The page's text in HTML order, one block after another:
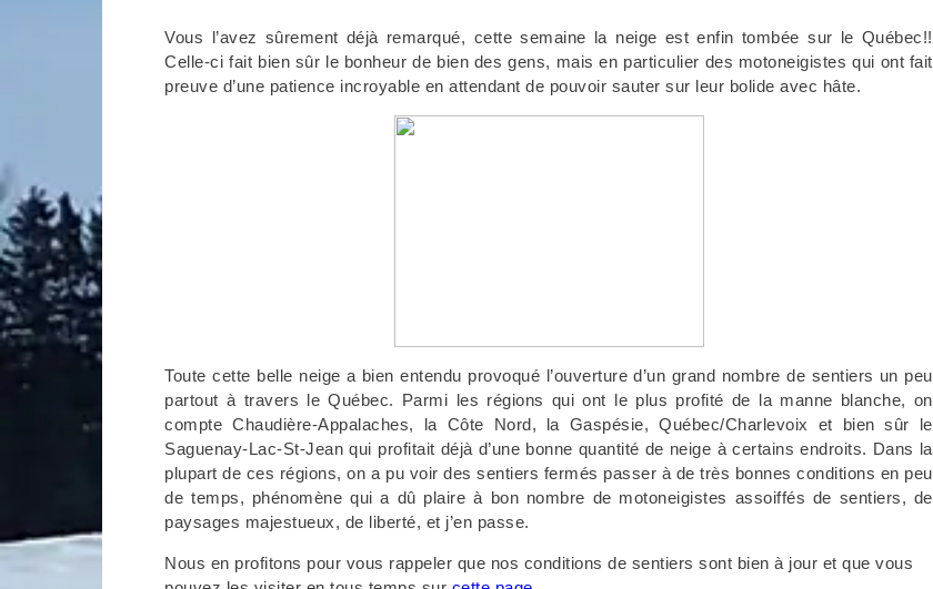
Vous l’avez sûrement déjà remarqué, cette semaine la neige est enfin tombée sur le Québec!!
Celle-ci fait bien sûr le bonheur de bien des gens, mais en particulier des motoneigistes qui ont fait
preuve d’une patience incroyable en attendant de pouvoir sauter sur leur bolide avec hâte.
Toute cette belle neige a bien entendu provoqué l’ouverture d’un grand nombre de sentiers un peu
partout à travers le Québec. Parmi les régions qui ont le plus profité de la manne blanche, on
compte Chaudière-Appalaches, la Côte Nord, la Gaspésie, Québec/Charlevoix et bien sûr le
Saguenay-Lac-St-Jean qui profitait déjà d’une bonne quantité de neige à certains endroits. Dans la
plupart de ces régions, on a pu voir des sentiers fermés passer à de très bonnes conditions en peu
de temps, phénomène qui a dû plaire à bon nombre de motoneigistes assoiffés de sentiers, de
paysages majestueux, de liberté, et j’en passe.
Nous en profitons pour vous rappeler que nos conditions de sentiers sont bien à jour et que vous